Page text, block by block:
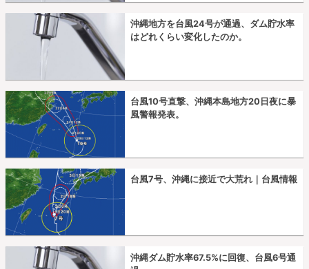
沖縄地方を台風24号が通過、ダム貯水率
はどれくらい変化したのか。
台風10号直撃、沖縄本島地方20日夜に暴
風警報発表。
台風7号、沖縄に接近で大荒れ｜台風情報
沖縄ダム貯水率67.5%に回復、台風6号通